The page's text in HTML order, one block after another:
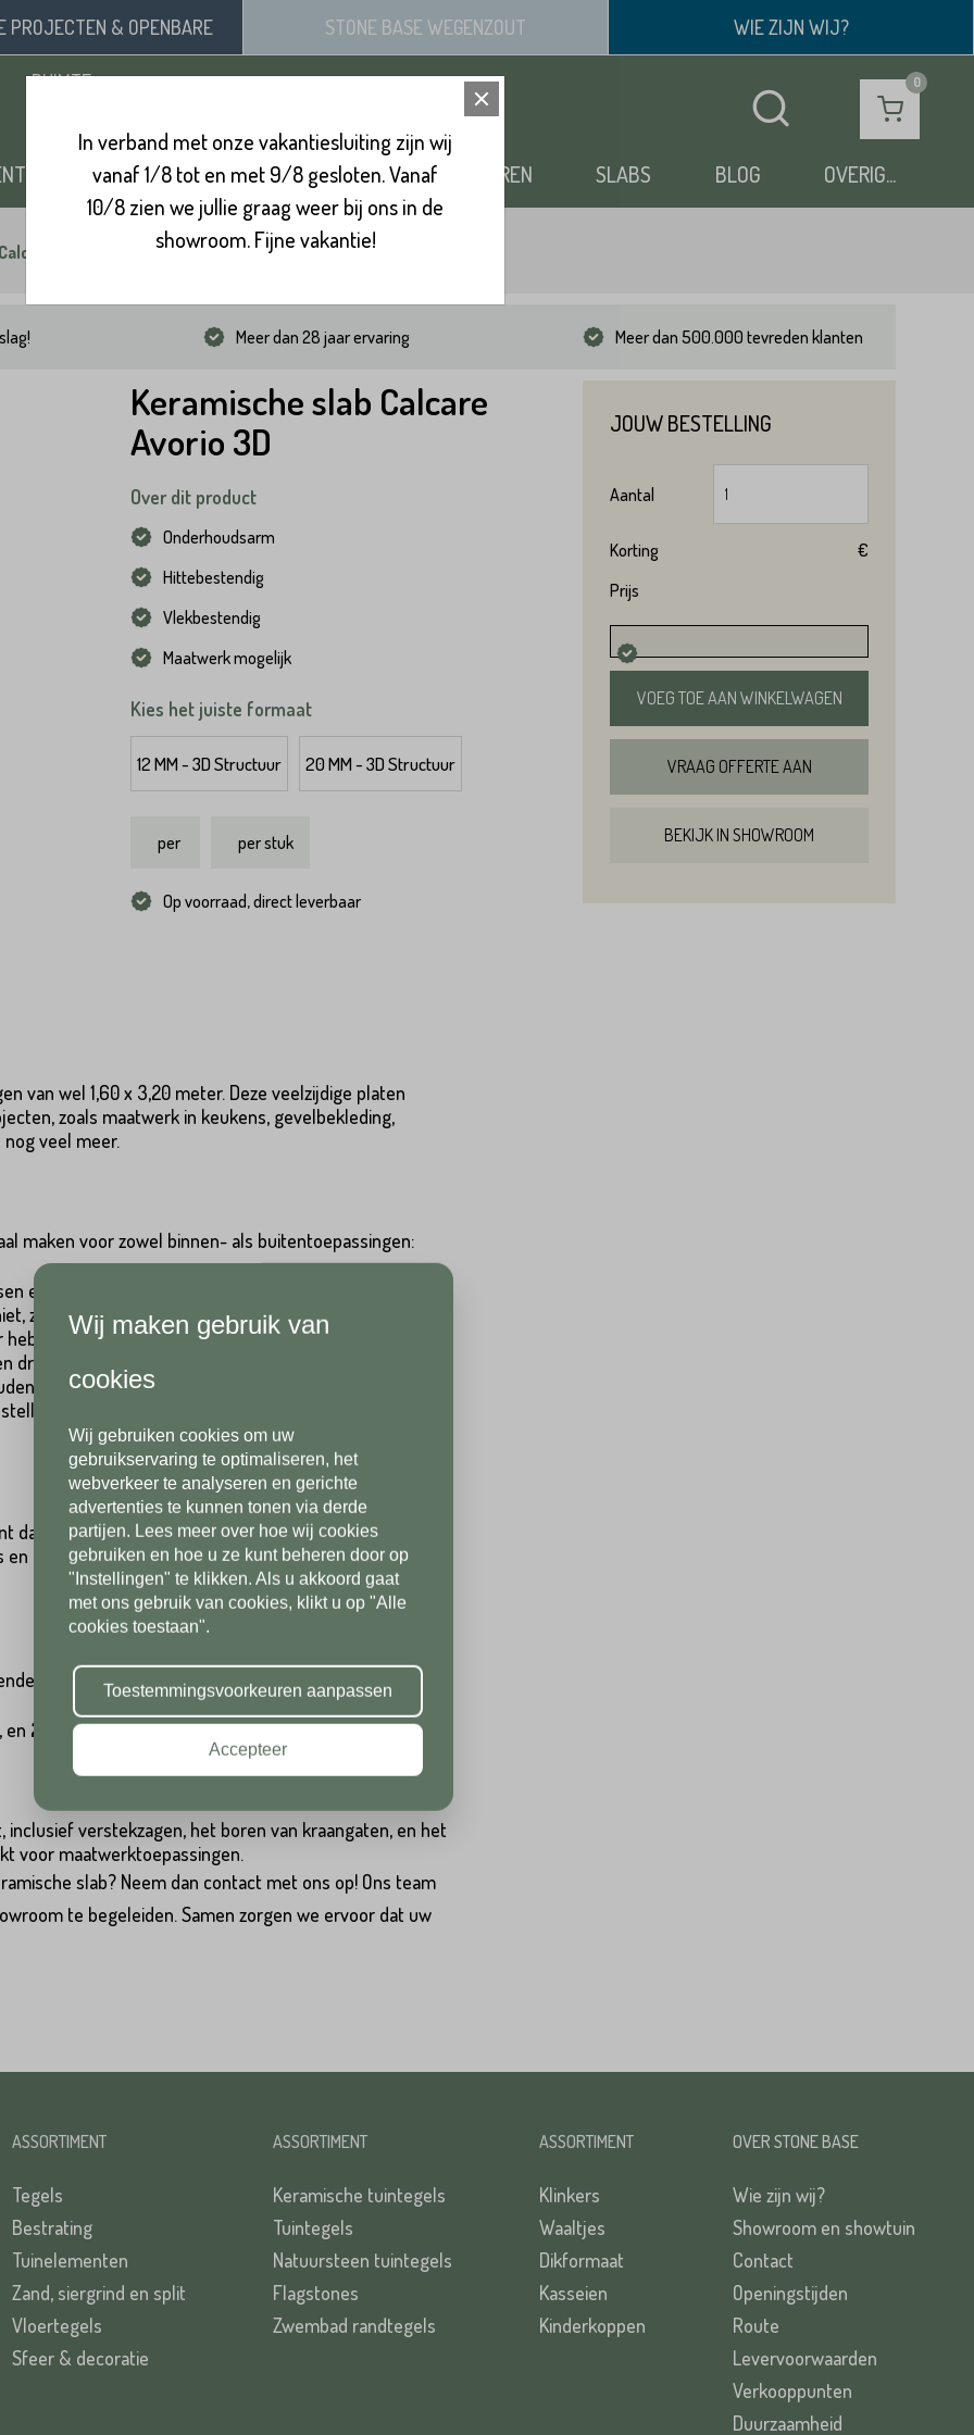
PROJECTEN & OPENBARE
RUIMTE
STONE BASE WEGENZOUT WIE ZIJN WIJ?
ZAND, SIERGRIND & SPLIT BINNENVLOEREN SLABS BLOG OVERIG...
Avorio 3D
Meer dan 28 jaar ervaring Meer dan 500.000 tevreden klanten
Keramische slab Calcare
Avorio 3D
Over dit product
Onderhoudsarm
Hittebestendig
Vlekbestendig
Maatwerk mogelijk
Kies het juiste formaat
12 MM - 3D Structuur 20 MM - 3D Structuur
per per stuk
Op voorraad, direct leverbaar
JOUW BESTELLING
Aantal
Korting
€
Prijs
VOEG TOE AAN WINKELWAGEN
VRAAG OFFERTE AAN
BEKIJK IN SHOWROOM
van wel 1,60 x 3,20 meter. Deze veelzijdige platen
zoals maatwerk in keukens, gevelbekleding,
veel meer.
maken voor zowel binnen- als buitentoepassingen:
en slijtage, zelfs bij intensief gebruik.
zelfs niet bij blootstelling aan direct zonlicht.
onze slabs minimaal onderhoud nodig.
dringen niet door in het materiaal, waardoor de slabs
zijn.
zorgt ervoor dat de slabs bestand zijn tegen
dat elke slab bestaat uit twee delen (A en B), die samen
prints die prachtig in elkaar overlopen. Dit geeft een
afwerkingen: mat, gepolijst en gestructureerd.
en 20 mm.
verstekzagen, het boren van kraangaten, en het
voor maatwerktoepassingen.
slab? Neem dan contact met ons op! Ons team
te begeleiden. Samen zorgen we ervoor dat uw
Achternaam*
Telefoonnummer*
Postcode*
Telefoonnummer*
Postcode*
Toevoeging
Plaats*
ASSORTIMENT
Tegels
Bestrating
Tuinelementen
Zand, siergrind en split
Vloertegels
Sfeer & decoratie
ASSORTIMENT
Keramische tuintegels
Tuintegels
Natuursteen tuintegels
Flagstones
Zwembad randtegels
ASSORTIMENT
Klinkers
Waaltjes
Dikformaat
Kasseien
Kinderkoppen
OVER STONE BASE
Wie zijn wij?
Showroom en showtuin
Contact
Openingstijden
Route
Levervoorwaarden
Verkooppunten
Duurzaamheid
In verband met onze vakantiesluiting zijn wij
vanaf 1/8 tot en met 9/8 gesloten. Vanaf
10/8 zien we jullie graag weer bij ons in de
showroom. Fijne vakantie!
Wij maken gebruik van
cookies
Wij gebruiken cookies om uw
gebruikservaring te optimaliseren, het
webverkeer te analyseren en gerichte
advertenties te kunnen tonen via derde
partijen. Lees meer over hoe wij cookies
gebruiken en hoe u ze kunt beheren door op
"Instellingen" te klikken. Als u akkoord gaat
met ons gebruik van cookies, klikt u op "Alle
cookies toestaan".
Toestemmingsvoorkeuren aanpassen
Accepteer